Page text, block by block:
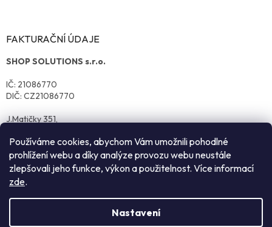
Používáme cookies, abychom Vám umožnili pohodlné
prohlížení webu a díky analýze provozu webu neustále
zlepšovali jeho funkce, výkon a použitelnost. Více informací
zde.
Nastavení
FAKTURAČNÍ ÚDAJE
SHOP SOLUTIONS s.r.o.
IČ: 21086770
DIČ: CZ21086770
J.Matičky 351,
Vytvořil Shoptet